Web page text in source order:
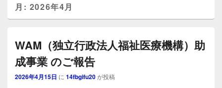
月: 2026年4月
WAM（独立行政法人福祉医療機構）助
成事業 のご報告
2026年4月15日 に 14fbgifu20が投稿